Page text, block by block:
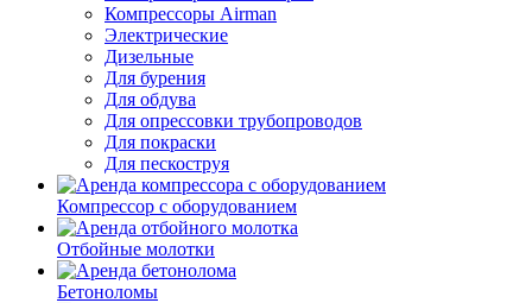
Компрессоры Airman
Электрические
Дизельные
Для бурения
Для обдува
Для опрессовки трубопроводов
Для покраски
Для пескоструя
Компрессор с оборудованием
Отбойные молотки
Бетоноломы